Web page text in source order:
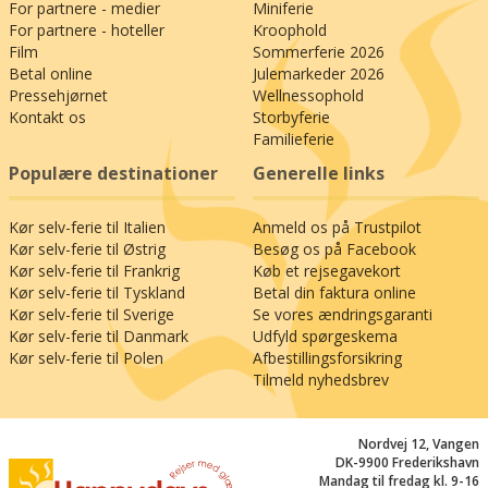
Kan I bare ikke få bindingsværksidyl nok, kan det
også varmt anbefales at besøge Lüneburg (94
km) på den gamle saltrute og Hildesheim (63
km), hvor ”Knochenhauer-Amtshaus” med sine
overdådige udskæringer anses for at være et af
de smukkeste bindingsværkshuse i hele verden.
Er I til anderledes, aktive oplevelser, bør I
benytte lejligheden til at vandre på Lüneburger
Heide (65 km), hvor der findes mere end 700 km
afmærkede stier. Eller besøg Autostadt
Wolfsburg (65 km), der er et must for alle med
motorolie i blodet samt temaparken
Weltvogelpark Walsrode (56 km), der er verdens
største fuglepark af sin art.
Efter dagens oplevelser kan I roligt glæde jer til
at lade jer forkæle på Althoff Hotel Fürstenhof,
italienske specialiteter og serverer dem i
stearinlysenes skær. Glem hverdagen for en
For partnere - medier
For partnere - hoteller
Film
Betal online
Pressehjørnet
Kontakt os
Miniferie
Kroophold
Sommerferie 2026
Julemarkeder 2026
Wellnessophold
Storbyferie
Familieferie
Populære destinationer
Kør selv-ferie til Italien
Kør selv-ferie til Østrig
Kør selv-ferie til Frankrig
Kør selv-ferie til Tyskland
Kør selv-ferie til Sverige
Kør selv-ferie til Danmark
Kør selv-ferie til Polen
Generelle links
Anmeld os på Trustpilot
Besøg os på Facebook
Køb et rejsegavekort
Betal din faktura online
Se vores ændringsgaranti
Udfyld spørgeskema
Afbestillingsforsikring
Tilmeld nyhedsbrev
Nordvej 12, Vangen
DK-9900 Frederikshavn
Mandag til fredag kl. 9-16